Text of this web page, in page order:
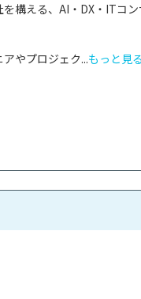
構える、AI・DX・ITコ
やプロジェク...もっと見る